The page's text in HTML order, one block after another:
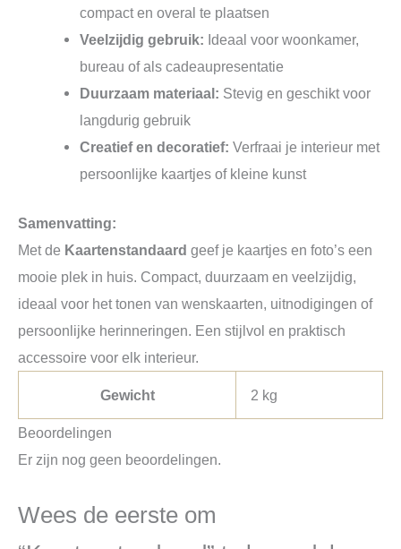
compact en overal te plaatsen
Veelzijdig gebruik: Ideaal voor woonkamer,
bureau of als cadeaupresentatie
Duurzaam materiaal: Stevig en geschikt voor
langdurig gebruik
Creatief en decoratief: Verfraai je interieur met
persoonlijke kaartjes of kleine kunst
Samenvatting:
Met de Kaartenstandaard geef je kaartjes en foto’s een
mooie plek in huis. Compact, duurzaam en veelzijdig,
ideaal voor het tonen van wenskaarten, uitnodigingen of
persoonlijke herinneringen. Een stijlvol en praktisch
accessoire voor elk interieur.
Gewicht 2 kg
Beoordelingen
Er zijn nog geen beoordelingen.
Wees de eerste om